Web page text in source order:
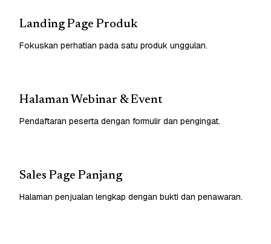
Landing Page Produk
Fokuskan perhatian pada satu produk unggulan.
Halaman Webinar & Event
Pendaftaran peserta dengan formulir dan pengingat.
Sales Page Panjang
Halaman penjualan lengkap dengan bukti dan penawaran.